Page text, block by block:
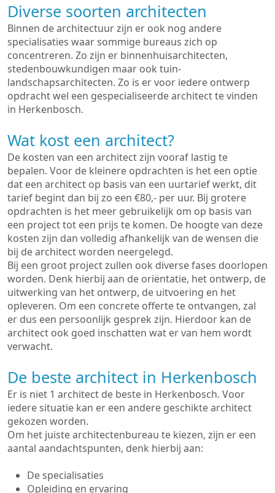
Diverse soorten architecten
Binnen de architectuur zijn er ook nog andere
specialisaties waar sommige bureaus zich op
concentreren. Zo zijn er binnenhuisarchitecten,
stedenbouwkundigen maar ook tuin-
landschapsarchitecten. Zo is er voor iedere ontwerp
opdracht wel een gespecialiseerde architect te vinden
in Herkenbosch.
Wat kost een architect?
De kosten van een architect zijn vooraf lastig te
bepalen. Voor de kleinere opdrachten is het een optie
dat een architect op basis van een uurtarief werkt, dit
tarief begint dan bij zo een €80,- per uur. Bij grotere
opdrachten is het meer gebruikelijk om op basis van
een project tot een prijs te komen. De hoogte van deze
kosten zijn dan volledig afhankelijk van de wensen die
bij de architect worden neergelegd.
Bij een groot project zullen ook diverse fases doorlopen
worden. Denk hierbij aan de oriëntatie, het ontwerp, de
uitwerking van het ontwerp, de uitvoering en het
opleveren. Om een concrete offerte te ontvangen, zal
er dus een persoonlijk gesprek zijn. Hierdoor kan de
architect ook goed inschatten wat er van hem wordt
verwacht.
De beste architect in Herkenbosch
Er is niet 1 architect de beste in Herkenbosch. Voor
iedere situatie kan er een andere geschikte architect
gekozen worden.
Om het juiste architectenbureau te kiezen, zijn er een
aantal aandachtspunten, denk hierbij aan:
De specialisaties
Opleiding en ervaring